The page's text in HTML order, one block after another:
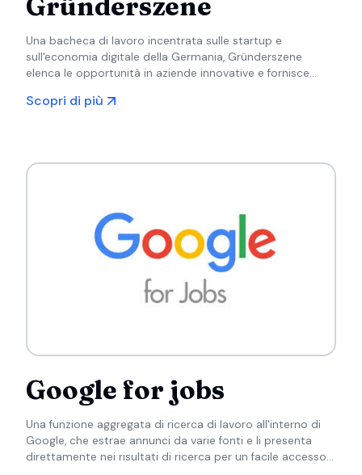
Una bacheca di lavoro incentrata sulle startup e
sull'economia digitale della Germania, Gründerszene
elenca le opportunità in aziende innovative e fornisce
Scopri di più
Google for jobs
Una funzione aggregata di ricerca di lavoro all'interno di
Google, che estrae annunci da varie fonti e li presenta
direttamente nei risultati di ricerca per un facile accesso